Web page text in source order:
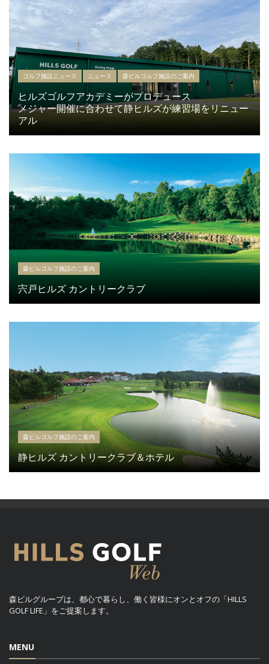
ゴルフ施設ニュース ニュース 森ビルゴルフ施設のご案内
ヒルズゴルフアカデミーがプロデュース
メジャー開催に合わせて静ヒルズが練習場をリニュー
アル
森ビルゴルフ施設のご案内
宍戸ヒルズ カントリークラブ
森ビルゴルフ施設のご案内
静ヒルズ カントリークラブ＆ホテル
森ビルグループは、都心で暮らし、働く皆様にオンとオフの「HILLS
GOLF LIFE」をご提案します。
MENU